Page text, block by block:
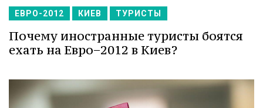
ЕВРО-2012 КИЕВ ТУРИСТЫ
Почему иностранные туристы боятся
ехать на Евро−2012 в Киев?